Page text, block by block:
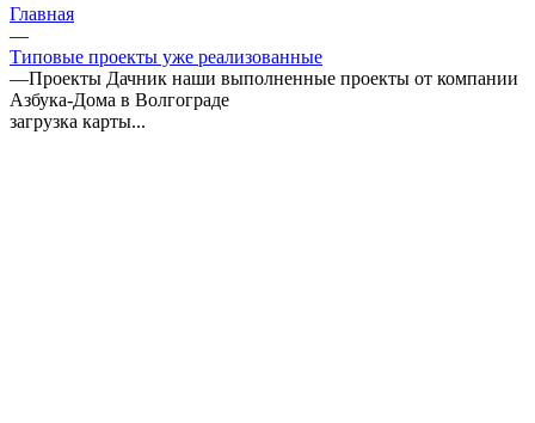
Главная
—
Типовые проекты уже реализованные
—Проекты Дачник наши выполненные проекты от компании
Азбука-Дома в Волгограде
загрузка карты...